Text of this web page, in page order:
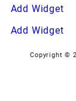
Add Widget
Add Widget
Copyright ©